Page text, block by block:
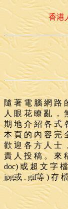
香港
隨 著 電 腦 網 路
人 眼 花 瞭 亂 ，
期 地 介 紹 各 式
本 頁 的 內 容 完
歡 迎 各 方 人 士
責 人 投 稿 。 來
doc) 或 超 文 字
jpg或 . gif等 ) 存